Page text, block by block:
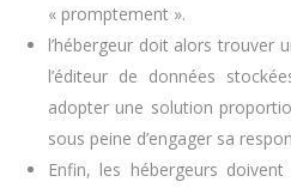
« promptement ».
l’hébergeur doit alors trouver
l’éditeur de données
adopter une solution
sous peine d’engager sa
Enfin, les hébergeurs